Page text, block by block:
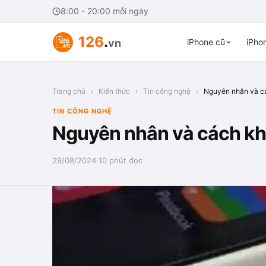
8:00 - 20:00 mỗi ngày
126.vn iPhone cũ
Trang chủ › Kiến thức › Tin công nghệ › Nguyên nhân và
TIN CÔNG NGHỆ
Nguyên nhân và cách
29/08/2024·10 phút đọc